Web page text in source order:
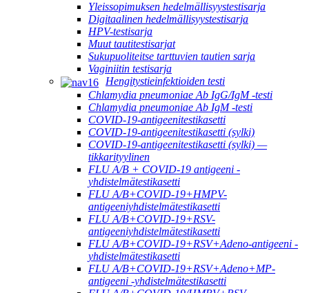
Yleissopimuksen hedelmällisyystestisarja
Digitaalinen hedelmällisyystestisarja
HPV-testisarja
Muut tautitestisarjat
Sukupuoliteitse tarttuvien tautien sarja
Vaginiitin testisarja
Hengitystieinfektioiden testi
Chlamydia pneumoniae Ab IgG/IgM -testi
Chlamydia pneumoniae Ab IgM -testi
COVID-19-antigeenitestikasetti
COVID-19-antigeenitestikasetti (sylki)
COVID-19-antigeenitestikasetti (sylki) —
tikkarityylinen
FLU A/B + COVID-19 antigeeni -
yhdistelmätestikasetti
FLU A/B+COVID-19+HMPV-
antigeeniyhdistelmätestikasetti
FLU A/B+COVID-19+RSV-
antigeeniyhdistelmätestikasetti
FLU A/B+COVID-19+RSV+Adeno-antigeeni -
yhdistelmätestikasetti
FLU A/B+COVID-19+RSV+Adeno+MP-
antigeeni -yhdistelmätestikasetti